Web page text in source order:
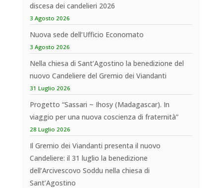
discesa dei candelieri 2026
3 Agosto 2026
Nuova sede dell’Ufficio Economato
3 Agosto 2026
Nella chiesa di Sant’Agostino la benedizione del
nuovo Candeliere del Gremio dei Viandanti
31 Luglio 2026
Progetto “Sassari ~ Ihosy (Madagascar). In
viaggio per una nuova coscienza di fraternità”
28 Luglio 2026
Il Gremio dei Viandanti presenta il nuovo
Candeliere: il 31 luglio la benedizione
dell’Arcivescovo Soddu nella chiesa di
Sant’Agostino